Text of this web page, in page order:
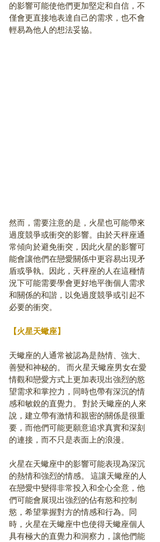
的影響可能使他們更加堅定和自信，不
僅會更直接地表達自己的需求，也不會
輕易為他人的想法妥協。
然而，需要注意的是，火星也可能帶來
過度競爭或衝突的影響。由於天秤座通
常傾向於避免衝突，因此火星的影響可
能會讓他們在戀愛關係中更容易出現矛
盾或爭執。因此，天秤座的人在這種情
況下可能需要學會更好地平衡個人需求
和關係的和諧，以免過度競爭或引起不
必要的衝突。
【火星天蠍座】
天蠍座的人通常被認為是熱情、強大、
善變和神秘的。 而火星天蠍座男女在愛
情觀和戀愛方式上更加表現出強烈的慾
望需求和掌控力，同時也帶有深沉的情
感和敏銳的直覺力。 對於天蠍座的人來
說，建立帶有激情和親密的關係是很重
要，而他們可能更願意追求真實和深刻
的連接，而不只是表面上的浪漫。
火星在天蠍座中的影響可能表現為深沉
的熱情和強烈的情感。 這讓天蠍座的人
在戀愛中變得非常投入和全心全意，他
們可能會展現出強烈的佔有慾和控制
慾，希望掌握對方的情感和行為。同
時，火星在天蠍座中也使得天蠍座個人
具有極大的直覺力和洞察力，讓他們能